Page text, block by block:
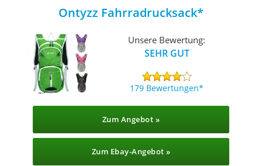
Ontyzz Fahrradrucksack
Unsere Bewertung:
SEHR GUT
179 Bewertungen
Zum Angebot »
Zum Ebay-Angebot »